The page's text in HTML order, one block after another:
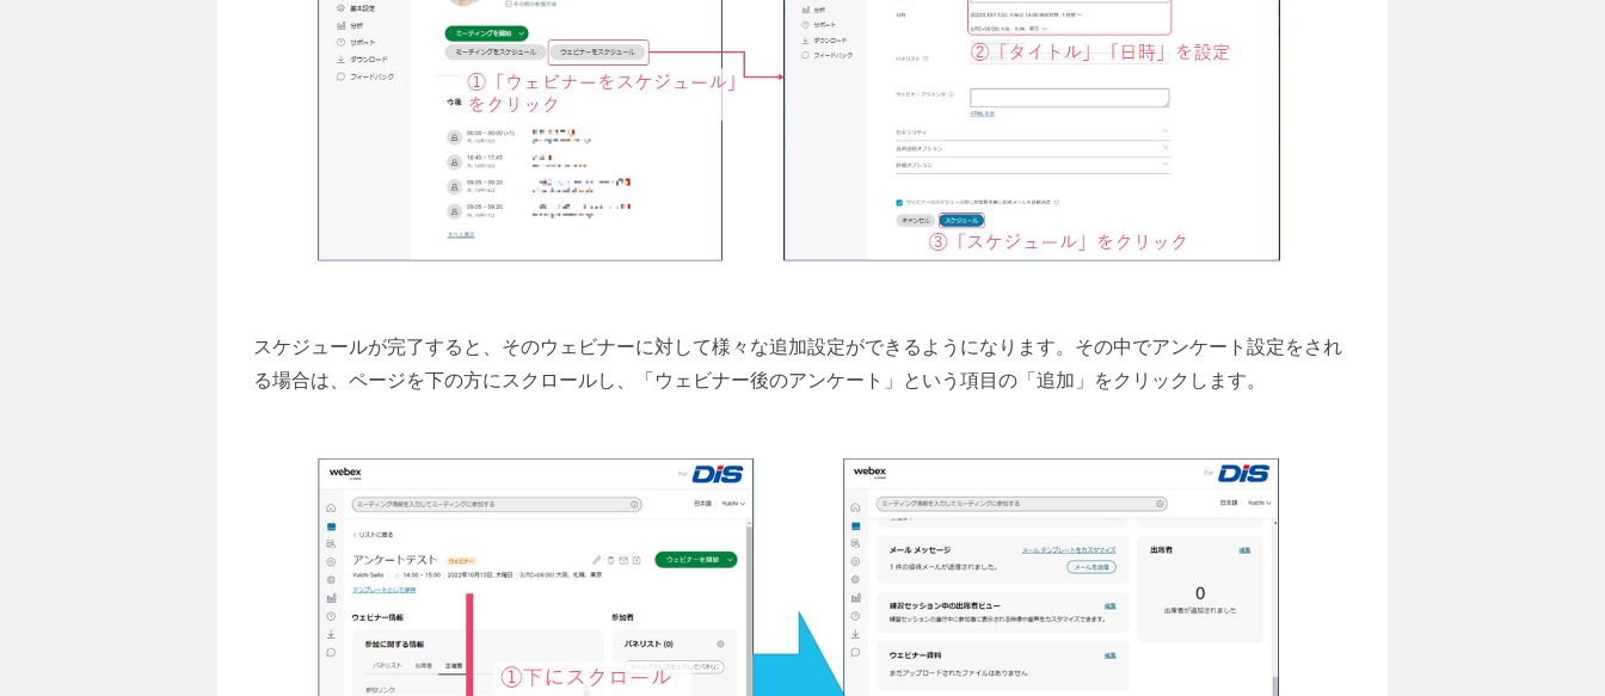
スケジュールが完了すると、そのウェビナーに対して様々な追加設定ができるようになります。その中でアンケート設定をされ
る場合は、ページを下の方にスクロールし、「ウェビナー後のアンケート」という項目の「追加」をクリックします。